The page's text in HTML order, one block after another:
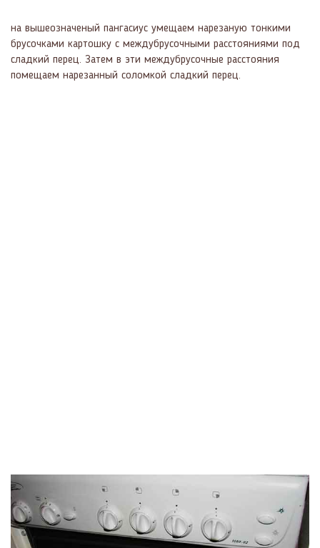
на вышеозначеный пангасиус умещаем нарезаную тонкими
брусочками картошку с междубрусочными расстояниями под
сладкий перец. Затем в эти междубрусочные расстояния
помещаем нарезанный соломкой сладкий перец.